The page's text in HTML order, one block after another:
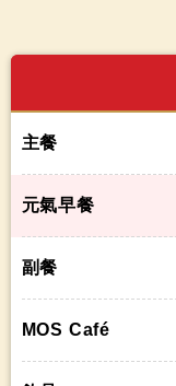
主餐
元氣早餐
副餐
MOS Café